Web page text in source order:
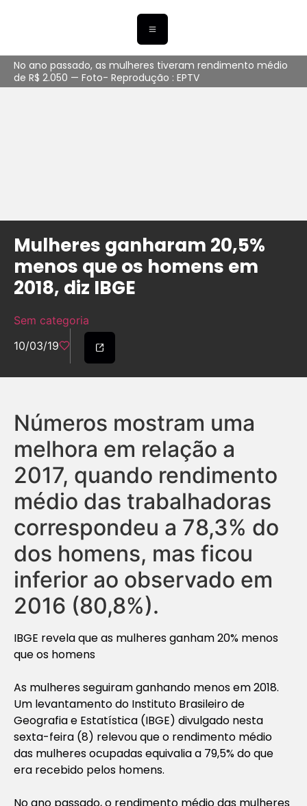
No ano passado, as mulheres tiveram rendimento médio
de R$ 2.050 — Foto- Reprodução : EPTV
Mulheres ganharam 20,5%
menos que os homens em
2018, diz IBGE
Sem categoria
10/03/19
Números mostram uma
melhora em relação a
2017, quando rendimento
médio das trabalhadoras
correspondeu a 78,3% do
dos homens, mas ficou
inferior ao observado em
2016 (80,8%).
IBGE revela que as mulheres ganham 20% menos
que os homens
As mulheres seguiram ganhando menos em 2018.
Um levantamento do Instituto Brasileiro de
Geografia e Estatística (IBGE) divulgado nesta
sexta-feira (8) relevou que o rendimento médio
das mulheres ocupadas equivalia a 79,5% do que
era recebido pelos homens.
No ano passado, o rendimento médio das mulheres